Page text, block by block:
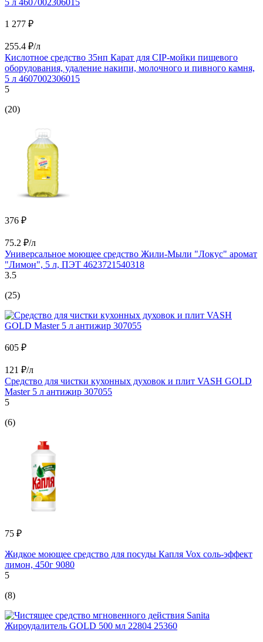
1 277 ₽
255.4 ₽/л
Кислотное средство 35нп Карат для CIP-мойки пищевого
оборудования, удаление накипи, молочного и пивного камня,
5 л 4607002306015
5
(20)
376 ₽
75.2 ₽/л
Универсальное моющее средство Жили-Мыли "Локус" аромат
"Лимон", 5 л, ПЭТ 4623721540318
3.5
(25)
605 ₽
121 ₽/л
Средство для чистки кухонных духовок и плит VASH GOLD
Master 5 л антижир 307055
5
(6)
75 ₽
Жидкое моющее средство для посуды Капля Vox соль-эффект
лимон, 450г 9080
5
(8)